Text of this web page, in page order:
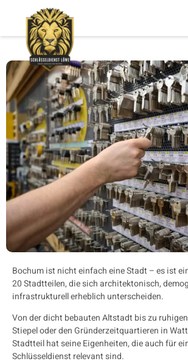
Bochum ist nicht einfach eine Stadt – es ist
20 Stadtteilen, die sich architektonisch,
infrastrukturell erheblich unterscheiden.
Von der dicht bebauten Altstadt bis zu
Stiepel oder den Gründerzeitquartieren in
Stadtteil hat seine Eigenheiten, die auch für
Schlüsseldienst relevant sind.